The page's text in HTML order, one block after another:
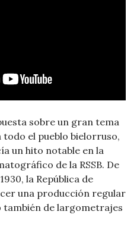
sobre un gran tema
todo el pueblo bielorruso,
un hito notable en la
de la RSSB. De
la República de
una producción regular
también de largometrajes